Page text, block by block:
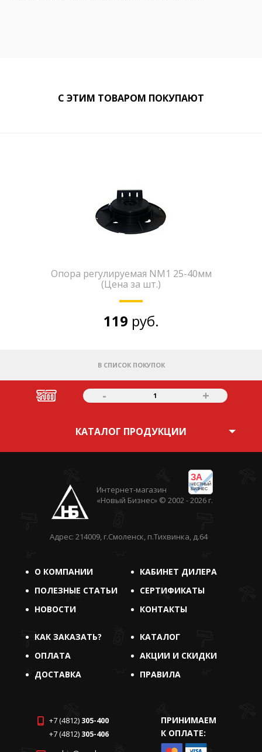
С ЭТИМ ТОВАРОМ ПОКУПАЮТ
Опора регулируемая NM1 25-40мм
(Цена за шт.)
119 руб.
В СПИСОК ПОКУПОК
- 1 +
КАТАЛОГ ПРОДУКЦИИ
ЗА
ЧЕСТНЫЙ
БИЗНЕС
Интернет-магазин
«Новый Бизнес» © 2002 - 2026 г.
Адрес: 214009, г.Смоленск, п.Тихвинка, д.64
О КОМПАНИИ
КАБИНЕТ ДИЛЕРА
ПОЛЕЗНЫЕ СТАТЬИ
СЕРТИФИКАТЫ
НОВОСТИ
КОНТАКТЫ
КАК ЗАКАЗАТЬ?
КАТАЛОГ
ОПЛАТА
АКЦИИ И СКИДКИ
ДОСТАВКА
ПРАВИЛА
+7 (4812) 305-400
+7 (4812) 305-406
ПРИНИМАЕМ
К ОПЛАТЕ: